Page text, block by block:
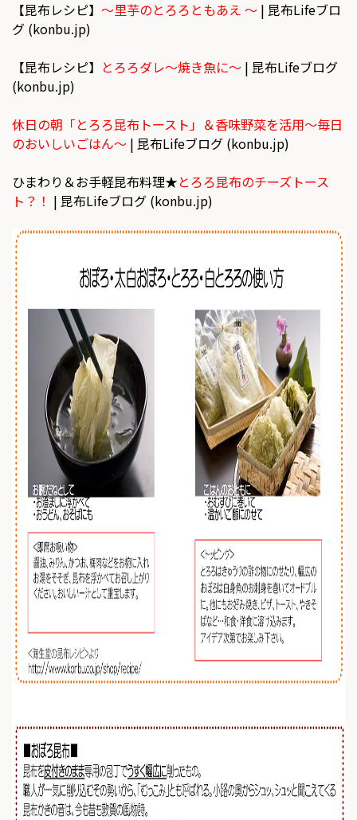
【昆布レシピ】 ～里芋のとろろともあえ ～ | 昆布Lifeブロ
グ (konbu.jp)
【昆布レシピ】 とろろダレ～焼き魚に～ | 昆布Lifeブログ
(konbu.jp)
休日の朝「とろろ昆布トースト」＆香味野菜を活用～毎日
のおいしいごはん～ | 昆布Lifeブログ (konbu.jp)
ひまわり＆お手軽昆布料理★とろろ昆布のチーズトース
ト？！ | 昆布Lifeブログ (konbu.jp)